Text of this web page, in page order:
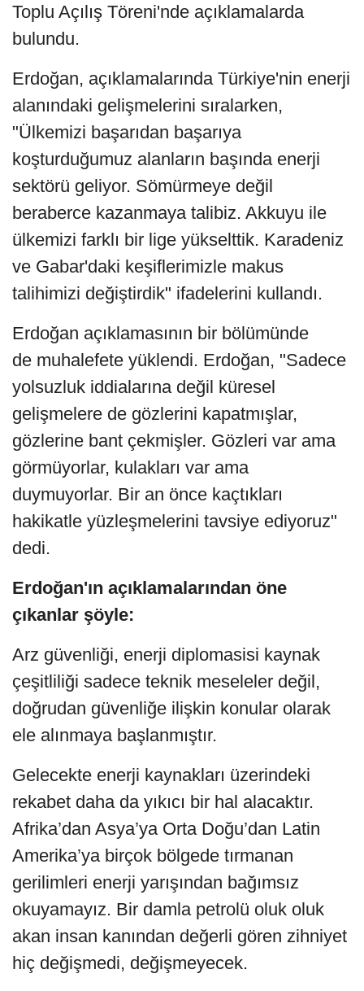
Toplu Açılış Töreni'nde açıklamalarda
bulundu.
Erdoğan, açıklamalarında Türkiye'nin enerji
alanındaki gelişmelerini sıralarken,
"Ülkemizi başarıdan başarıya
koşturduğumuz alanların başında enerji
sektörü geliyor. Sömürmeye değil
beraberce kazanmaya talibiz. Akkuyu ile
ülkemizi farklı bir lige yükselttik. Karadeniz
ve Gabar'daki keşiflerimizle makus
talihimizi değiştirdik" ifadelerini kullandı.
Erdoğan açıklamasının bir bölümünde
de muhalefete yüklendi. Erdoğan, "Sadece
yolsuzluk iddialarına değil küresel
gelişmelere de gözlerini kapatmışlar,
gözlerine bant çekmişler. Gözleri var ama
görmüyorlar, kulakları var ama
duymuyorlar. Bir an önce kaçtıkları
hakikatle yüzleşmelerini tavsiye ediyoruz"
dedi.
Erdoğan'ın açıklamalarından öne
çıkanlar şöyle:
Arz güvenliği, enerji diplomasisi kaynak
çeşitliliği sadece teknik meseleler değil,
doğrudan güvenliğe ilişkin konular olarak
ele alınmaya başlanmıştır.
Gelecekte enerji kaynakları üzerindeki
rekabet daha da yıkıcı bir hal alacaktır.
Afrika’dan Asya’ya Orta Doğu’dan Latin
Amerika’ya birçok bölgede tırmanan
gerilimleri enerji yarışından bağımsız
okuyamayız. Bir damla petrolü oluk oluk
akan insan kanından değerli gören zihniyet
hiç değişmedi, değişmeyecek.